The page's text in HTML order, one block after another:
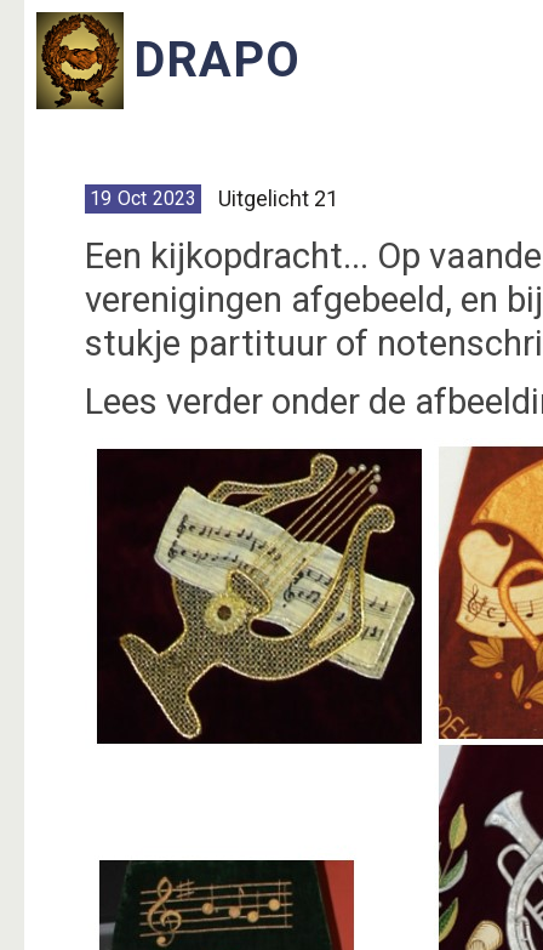
19 Oct 2023 Uitgelicht 21
Een kijkopdracht... Op
verenigingen afgebeeld, en
stukje partituur of
Lees verder onder de